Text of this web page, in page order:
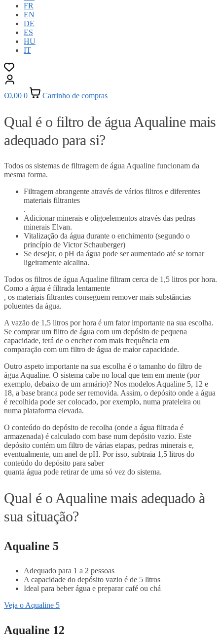
FR
EN
DE
ES
HU
IT
€0,00 0 Carrinho de compras
Qual é o filtro de água Aqualine mais
adequado para si?
Todos os sistemas de filtragem de água Aqualine funcionam da
mesma forma.
Filtragem abrangente através de vários filtros e diferentes
materiais filtrantes
.
Adicionar minerais e oligoelementos através das pedras
minerais Elvan.
Vitalização da água durante o enchimento (segundo o
princípio de Victor Schauberger)
Se desejar, o pH da água pode ser aumentado até se tornar
ligeiramente alcalina.
Todos os filtros de água Aqualine filtram cerca de 1,5 litros por hora.
Como a água é filtrada lentamente
, os materiais filtrantes conseguem remover mais substâncias
poluentes da água.
A vazão de 1,5 litros por hora é um fator importante na sua escolha.
Se comprar um filtro de água com um depósito de pequena
capacidade, terá de o encher com mais frequência em
comparação com um filtro de água de maior capacidade.
Outro aspeto importante na sua escolha é o tamanho do filtro de
água Aqualine. O sistema cabe no local que tem em mente (por
exemplo, debaixo de um armário)? Nos modelos Aqualine 5, 12 e
18, a base branca pode ser removida. Assim, o depósito onde a água
é recolhida pode ser colocado, por exemplo, numa prateleira ou
numa plataforma elevada.
O conteúdo do depósito de recolha (onde a água filtrada é
armazenada) é calculado com base num depósito vazio. Este
depósito contém um filtro de várias etapas, pedras minerais e,
eventualmente, um anel de pH. Por isso, subtraia 1,5 litros do
conteúdo do depósito para saber
quanta água pode retirar de uma só vez do sistema.
Qual é o Aqualine mais adequado à
sua situação?
Aqualine 5
Adequado para 1 a 2 pessoas
A capacidade do depósito vazio é de 5 litros
Ideal para beber água e preparar café ou chá
Veja o Aqualine 5
Aqualine 12